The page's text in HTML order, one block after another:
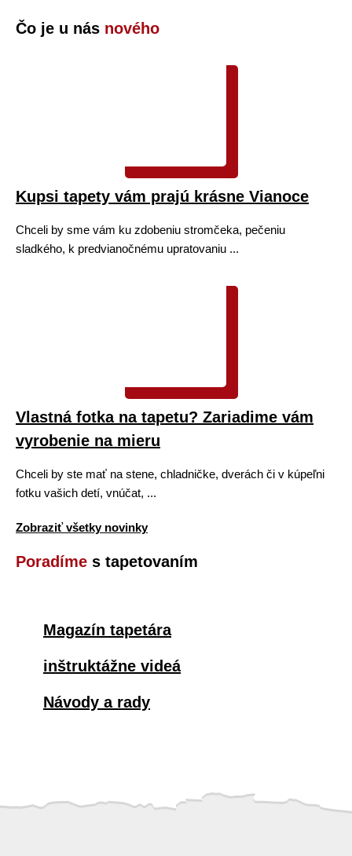
Čo je u nás nového
Kupsi tapety vám prajú krásne Vianoce
Chceli by sme vám ku zdobeniu stromčeka, pečeniu
sladkého, k predvianočnému upratovaniu ...
Vlastná fotka na tapetu? Zariadime vám
vyrobenie na mieru
Chceli by ste mať na stene, chladničke, dverách či v kúpeľni
fotku vašich detí, vnúčat, ...
Zobraziť všetky novinky
Poradíme s tapetovaním
Magazín tapetára
inštruktážne videá
Návody a rady